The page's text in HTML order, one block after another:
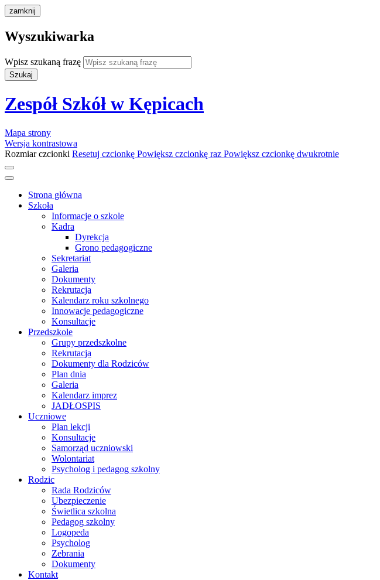
zamknij
Wyszukiwarka
Wpisz szukaną frazę
Szukaj
Zespół Szkół w Kępicach
Mapa strony
Wersja kontrastowa
Rozmiar czcionki Resetuj czcionkę Powiększ czcionkę raz Powiększ czcionkę dwukrotnie
Strona główna
Szkoła
Informacje o szkole
Kadra
Dyrekcja
Grono pedagogiczne
Sekretariat
Galeria
Dokumenty
Rekrutacja
Kalendarz roku szkolnego
Innowacje pedagogiczne
Konsultacje
Przedszkole
Grupy przedszkolne
Rekrutacja
Dokumenty dla Rodziców
Plan dnia
Galeria
Kalendarz imprez
JADŁOSPIS
Uczniowe
Plan lekcji
Konsultacje
Samorząd uczniowski
Wolontariat
Psycholog i pedagog szkolny
Rodzic
Rada Rodziców
Ubezpieczenie
Świetlica szkolna
Pedagog szkolny
Logopeda
Psycholog
Zebrania
Dokumenty
Kontakt